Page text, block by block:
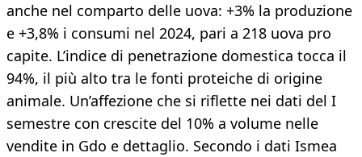
anche nel comparto delle uova: +3% la produzione
e +3,8% i consumi nel 2024, pari a 218 uova pro
capite. L’indice di penetrazione domestica tocca il
94%, il più alto tra le fonti proteiche di origine
animale. Un’affezione che si riflette nei dati del I
semestre con crescite del 10% a volume nelle
vendite in Gdo e dettaglio. Secondo i dati Ismea